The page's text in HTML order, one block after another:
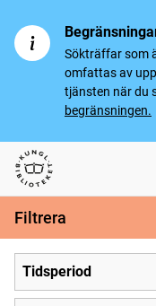
Sökträffar som
omfattas av
tjänsten när du
begränsningen.
Svenska tidningar
Filtrera
Tidsperiod